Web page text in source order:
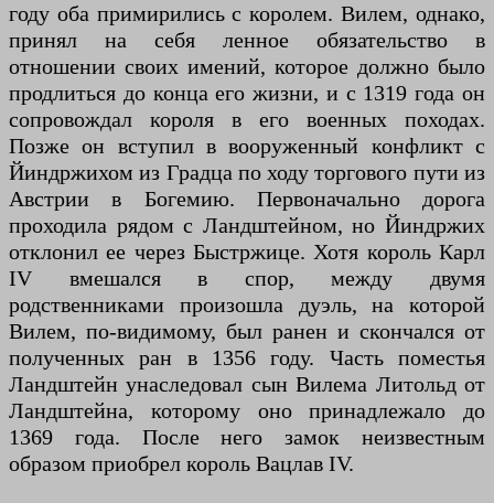
году оба примирились с королем. Вилем, однако,
принял на себя ленное обязательство в
отношении своих имений, которое должно было
продлиться до конца его жизни, и с 1319 года он
сопровождал короля в его военных походах.
Позже он вступил в вооруженный конфликт с
Йиндржихом из Градца по ходу торгового пути из
Австрии в Богемию. Первоначально дорога
проходила рядом с Ландштейном, но Йиндржих
отклонил ее через Быстржице. Хотя король Карл
IV вмешался в спор, между двумя
родственниками произошла дуэль, на которой
Вилем, по-видимому, был ранен и скончался от
полученных ран в 1356 году. Часть поместья
Ландштейн унаследовал сын Вилема Литольд от
Ландштейна, которому оно принадлежало до
1369 года. После него замок неизвестным
образом приобрел король Вацлав IV.